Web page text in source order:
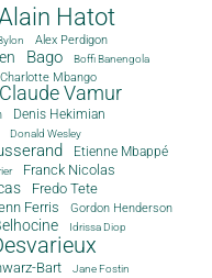
Hatot
Alex Perdigon
Bago Boffi Banengola
Charlotte Mbango
Claude Vamur
Denis Hekimian
Donald Wesley
Etienne Mbappé
Franck Nicolas
Fredo Tete
Ferris Gordon Henderson
Idrissa Diop
Bart Jane Fostin